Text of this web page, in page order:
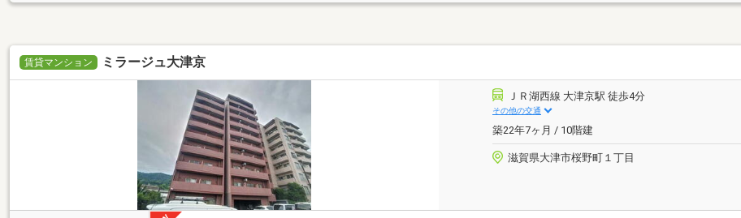
賃貸マンション ミラージュ大津京
ＪＲ湖西線 大津京駅 徒歩4分
その他の交通
築22年7ヶ月 / 10階建
滋賀県大津市桜野町１丁目